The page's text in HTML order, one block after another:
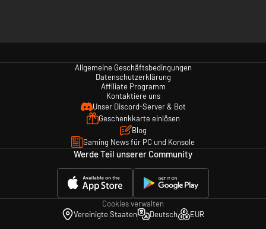
Allgemeine Geschäftsbedingungen
Datenschutzerklärung
Affiliate Programm
Kontaktiere uns
Unser Discord-Server & Bot
Geschenkkarte einlösen
Blog
Gaming News für PC und Konsole
Werde Teil unserer Community
Cookies verwalten
Vereinigte Staaten
Deutsch EUR